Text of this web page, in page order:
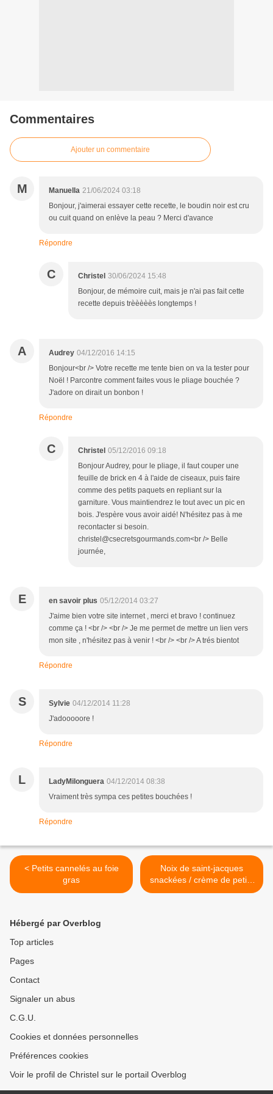
Commentaires
Ajouter un commentaire
M Manuella 21/06/2024 03:18
Bonjour, j'aimerai essayer cette recette, le boudin noir est cru
ou cuit quand on enlève la peau ? Merci d'avance
Répondre
C Christel 30/06/2024 15:48
Bonjour, de mémoire cuit, mais je n'ai pas fait cette
recette depuis trèèèèès longtemps !
A Audrey 04/12/2016 14:15
Bonjour<br /> Votre recette me tente bien on va la tester pour
Noël ! Parcontre comment faites vous le pliage bouchée ?
J'adore on dirait un bonbon !
Répondre
C Christel 05/12/2016 09:18
Bonjour Audrey, pour le pliage, il faut couper une
feuille de brick en 4 à l'aide de ciseaux, puis faire
comme des petits paquets en repliant sur la
garniture. Vous maintiendrez le tout avec un pic en
bois. J'espère vous avoir aidé! N'hésitez pas à me
recontacter si besoin.
christel@csecretsgourmands.com<br /> Belle
journée,
E en savoir plus 05/12/2014 03:27
J'aime bien votre site internet , merci et bravo ! continuez
comme ça ! <br /> <br /> Je me permet de mettre un lien vers
mon site , n'hésitez pas à venir ! <br /> <br /> A trés bientot
Répondre
S Sylvie 04/12/2014 11:28
J'adooooore !
Répondre
L LadyMilonguera 04/12/2014 08:38
Vraiment très sympa ces petites bouchées !
Répondre
< Petits cannelés au foie
gras
Noix de saint-jacques
snackées / crème de petits
pois parfumée au roquefort
Hébergé par Overblog
Top articles
Pages
Contact
Signaler un abus
C.G.U.
Cookies et données personnelles
Préférences cookies
Voir le profil de Christel sur le portail Overblog